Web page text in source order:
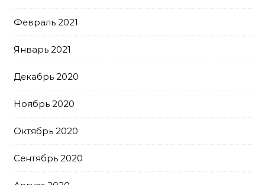
Февраль 2021
Январь 2021
Декабрь 2020
Ноябрь 2020
Октябрь 2020
Сентябрь 2020